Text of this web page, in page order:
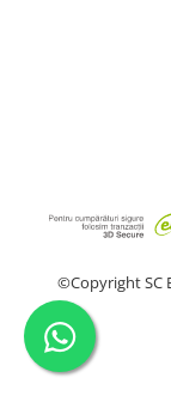
©Copyright SC